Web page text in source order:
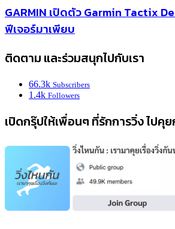
GARMIN เปิดตัว Garmin Tactix
ฟีเจอร์มาเพียบ
ติดตาม และร่วมสนุกไปกับเรา
66.3k Subscribers
1.4k Followers
เปิดกรุ๊ปให้เพื่อนๆ ที่รักการวิ่ง ไปคุ